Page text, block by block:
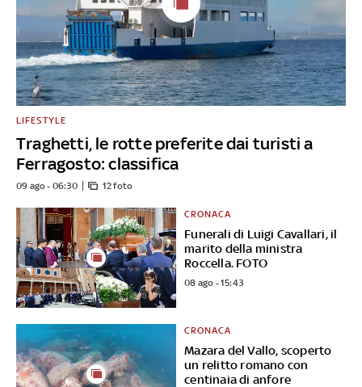
Traghetti, le rotte preferite dai turisti a
Ferragosto: classifica
LIFESTYLE
09 ago - 06:30 12 foto
Funerali di Luigi Cavallari, il
marito della ministra
Roccella. FOTO
CRONACA
08 ago - 15:43
Mazara del Vallo, scoperto
un relitto romano con
centinaia di anfore
CRONACA